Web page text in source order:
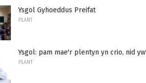
Ysgol Gyhoeddus Preifat
PLANT
Ysgol: pam mae'r plentyn yn crio, nid
PLANT